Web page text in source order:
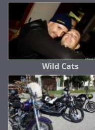
Wild Cats